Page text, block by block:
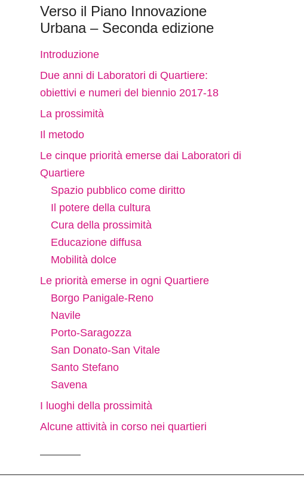
Verso il Piano Innovazione
Urbana – Seconda edizione
Introduzione
Due anni di Laboratori di Quartiere:
obiettivi e numeri del biennio 2017-18
La prossimità
Il metodo
Le cinque priorità emerse dai Laboratori di
Quartiere
Spazio pubblico come diritto
Il potere della cultura
Cura della prossimità
Educazione diffusa
Mobilità dolce
Le priorità emerse in ogni Quartiere
Borgo Panigale-Reno
Navile
Porto-Saragozza
San Donato-San Vitale
Santo Stefano
Savena
I luoghi della prossimità
Alcune attività in corso nei quartieri